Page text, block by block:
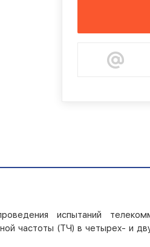
испытаний
частоты (ТЧ) в четырех- и